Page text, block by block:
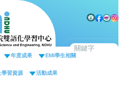
年度成果 EMI學生相關
學習資源 活動成果